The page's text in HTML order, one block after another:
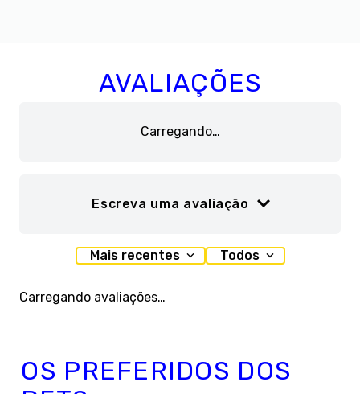
AVALIAÇÕES
Carregando…
Escreva uma avaliação
Adicionar avaliação
★★ ★★ ★
Mais recentes Todos
Carregando avaliações…
OS PREFERIDOS DOS